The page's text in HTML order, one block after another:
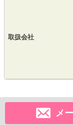
取扱会社
メ